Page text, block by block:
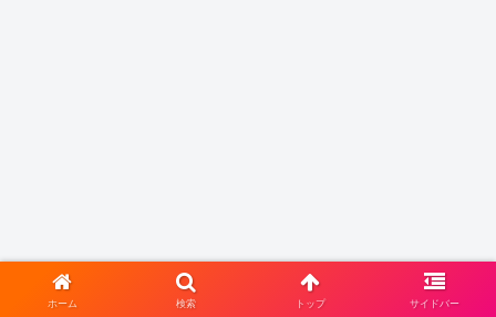
ホーム 検索 トップ サイドバー